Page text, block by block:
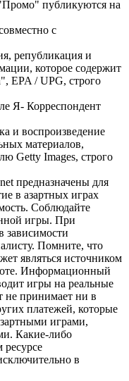
публикуются на
с
републикация и
которое содержит
EPA / UPG, строго
Я- Корреспондент
и воспроизведение
материалов,
Getty Images, строго
предназначены для
в азартных играх
Соблюдайте
игры. При
зависимости
Помните, что
являться источником
Информационный
игры на реальные
не принимает ни в
платежей, которые
играми,
Какие-либо
в